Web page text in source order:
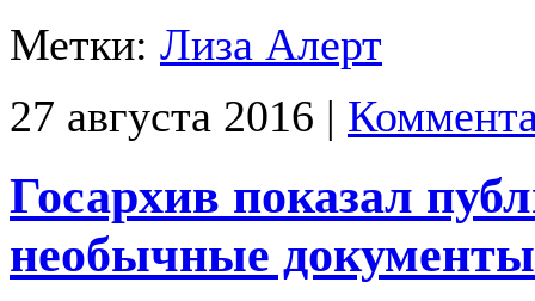
Метки: Лиза Алерт
27 августа 2016 |
Госархив показал
необычные документы